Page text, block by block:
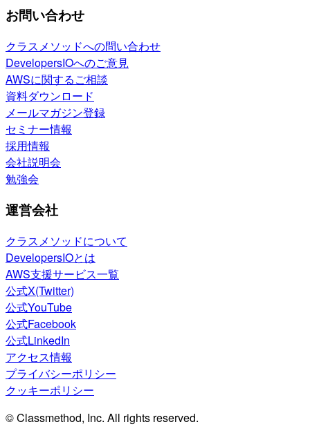
お問い合わせ
クラスメソッドへの問い合わせ
DevelopersIOへのご意見
AWSに関するご相談
資料ダウンロード
メールマガジン登録
セミナー情報
採用情報
会社説明会
勉強会
運営会社
クラスメソッドについて
DevelopersIOとは
AWS支援サービス一覧
公式X(Twitter)
公式YouTube
公式Facebook
公式LinkedIn
アクセス情報
プライバシーポリシー
クッキーポリシー
© Classmethod, Inc. All rights reserved.